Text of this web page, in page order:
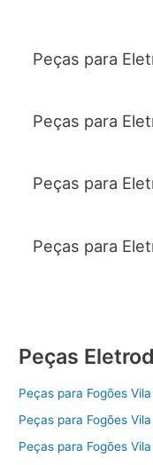
Peças para
Peças para
Peças para
Peças para
Peças
Peças para Fogões
Peças para Fogões
Peças para Fogões